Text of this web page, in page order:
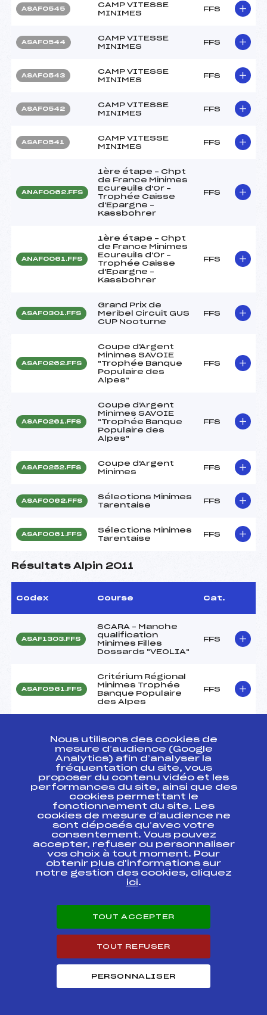
ASAF0545
CAMP VITESSE
MINIMES
FFS
ASAF0544
CAMP VITESSE
MINIMES
FFS
ASAF0543
CAMP VITESSE
MINIMES
FFS
ASAF0542
CAMP VITESSE
MINIMES
FFS
ASAF0541
CAMP VITESSE
MINIMES
FFS
ANAF0062.FFS
1ère étape – Chpt
de France Minimes
Ecureuils d'Or –
Trophée Caisse
d'Epargne –
Kassbohrer
FFS
ANAF0061.FFS
1ère étape – Chpt
de France Minimes
Ecureuils d'Or –
Trophée Caisse
d'Epargne –
Kassbohrer
FFS
ASAF0301.FFS
Grand Prix de
Meribel Circuit GUS
CUP Nocturne
FFS
ASAF0262.FFS
Coupe d'Argent
Minimes SAVOIE
"Trophée Banque
Populaire des
Alpes"
FFS
ASAF0261.FFS
Coupe d'Argent
Minimes SAVOIE
"Trophée Banque
Populaire des
Alpes"
FFS
ASAF0252.FFS
Coupe d'Argent
Minimes
FFS
ASAF0062.FFS
Sélections Minimes
Tarentaise
FFS
ASAF0061.FFS
Sélections Minimes
Tarentaise
FFS
Résultats Alpin 2011
Codex Course Cat.
ASAF1303.FFS
SCARA – Manche
qualification
Minimes Filles
Dossards "VEOLIA"
FFS
ASAF0961.FFS
Critérium Régional
Minimes Trophée
Banque Populaire
des Alpes
FFS
ASAF1071.FFS
Minimes Trophée
Banque Populaire
des Alpes
FFS
ASAF0971.FFS
Critérium Régional
Minimes Trophée
Banque Populaire
des Alpes
FFS
ASAF0911.FFS
SELECTION
MINIMES
TARENTAISE
FFS
ASAF0912.FFS
SELECTION
MINIMES
TARENTAISE
FFS
Minimes Trophée
des Alpes
Critérium Régional
Banque Populaire
Nous utilisons des cookies de
mesure d’audience (Google
Analytics) afin d’analyser la
fréquentation du site, vous
proposer du contenu vidéo et les
performances du site, ainsi que des
cookies permettant le
fonctionnement du site. Les
cookies de mesure d’audience ne
sont déposés qu’avec votre
consentement. Vous pouvez
accepter, refuser ou personnaliser
vos choix à tout moment. Pour
obtenir plus d'informations sur
notre gestion des cookies, cliquez
ici.
TOUT ACCEPTER
TOUT REFUSER
PERSONNALISER